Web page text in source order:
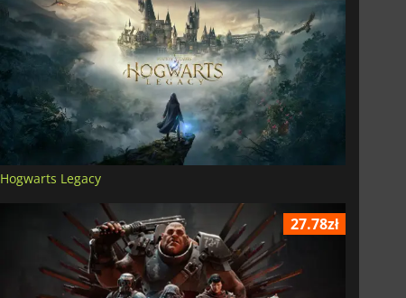
Hogwarts Legacy
27.78zł